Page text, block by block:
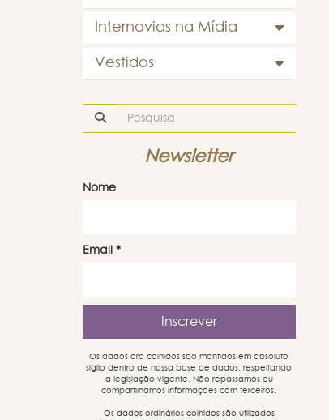
Internovias na Mídia
Vestidos
Newsletter
Nome
Email *
Os dados ora colhidos são mantidos em absoluto
sigilo dentro de nossa base de dados, respeitando
a legislação vigente. Não repassamos ou
compartilhamos informações com terceiros.
Os dados ordinários colhidos são utilizados